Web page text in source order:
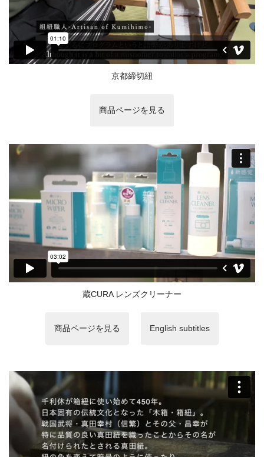
京都締切紐
商品ページを見る
蔵CURA レンズクリーナー
商品ページを見る English subtitles